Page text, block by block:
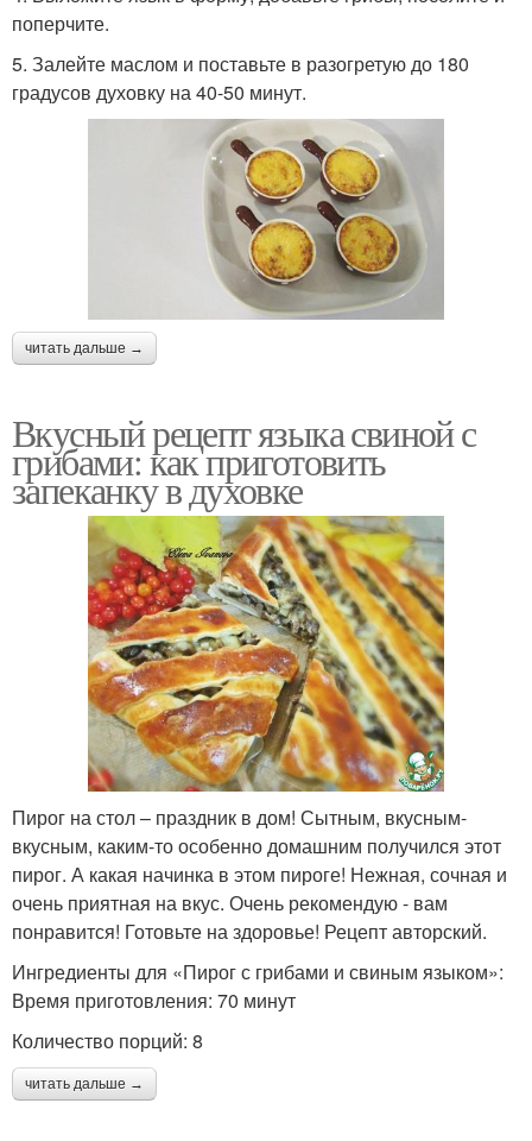
поперчите.
5. Залейте маслом и поставьте в разогретую до 180
градусов духовку на 40-50 минут.
читать дальше →
Вкусный рецепт языка свиной с
грибами: как приготовить
запеканку в духовке
Пирог на стол – праздник в дом! Сытным, вкусным-
вкусным, каким-то особенно домашним получился этот
пирог. А какая начинка в этом пироге! Нежная, сочная и
очень приятная на вкус. Очень рекомендую - вам
понравится! Готовьте на здоровье! Рецепт авторский.
Ингредиенты для «Пирог с грибами и свиным языком»:
Время приготовления: 70 минут
Количество порций: 8
читать дальше →